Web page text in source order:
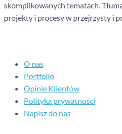
skomplikowanych tematach.
projekty i procesy w przejrzysty i
O nas
Portfolio
Opinie Klientów
Polityka prywatności
Napisz do nas